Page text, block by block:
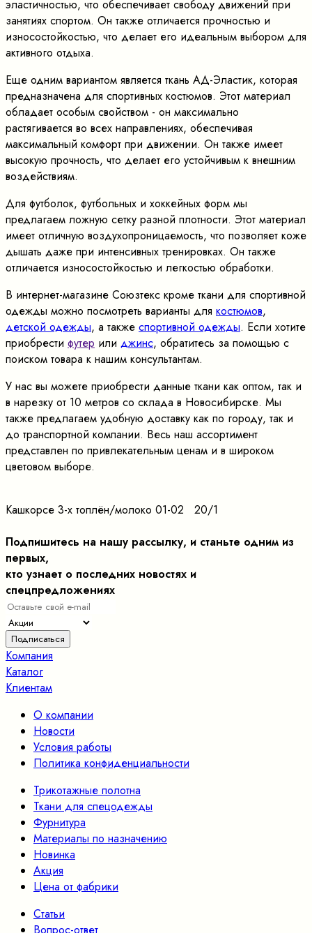
эластичностью, что обеспечивает свободу движений при
занятиях спортом. Он также отличается прочностью и
износостойкостью, что делает его идеальным выбором для
активного отдыха.
Еще одним вариантом является ткань АД-Эластик, которая
предназначена для спортивных костюмов. Этот материал
обладает особым свойством - он максимально
растягивается во всех направлениях, обеспечивая
максимальный комфорт при движении. Он также имеет
высокую прочность, что делает его устойчивым к внешним
воздействиям.
Для футболок, футбольных и хоккейных форм мы
предлагаем ложную сетку разной плотности. Этот материал
имеет отличную воздухопроницаемость, что позволяет коже
дышать даже при интенсивных тренировках. Он также
отличается износостойкостью и легкостью обработки.
В интернет-магазине Союзтекс кроме ткани для спортивной
одежды можно посмотреть варианты для костюмов,
детской одежды, а также спортивной одежды. Если хотите
приобрести футер или джинс, обратитесь за помощью с
поиском товара к нашим консультантам.
У нас вы можете приобрести данные ткани как оптом, так и
в нарезку от 10 метров со склада в Новосибирске. Мы
также предлагаем удобную доставку как по городу, так и
до транспортной компании. Весь наш ассортимент
представлен по привлекательным ценам и в широком
цветовом выборе.
Кашкорсе 3-х топлён/молоко 01-02 20/1
Подпишитесь на нашу рассылку, и станьте одним из
первых,
кто узнает о последних новостях и
спецпредложениях
Компания
Каталог
Клиентам
О компании
Новости
Условия работы
Политика конфиденциальности
Трикотажные полотна
Ткани для спецодежды
Фурнитура
Материалы по назначению
Новинка
Акция
Цена от фабрики
Статьи
Вопрос-ответ